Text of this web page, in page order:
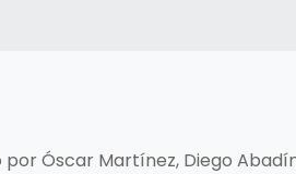
por Óscar Martínez, Diego